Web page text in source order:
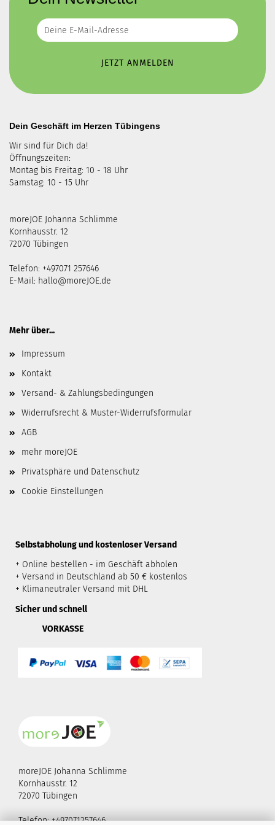
Dein Geschäft im Herzen Tübingens
Wir sind für Dich da!
Öffnungszeiten:
Montag bis Freitag: 10 - 18 Uhr
Samstag: 10 - 15 Uhr
moreJOE Johanna Schlimme
Kornhausstr. 12
72070 Tübingen
Telefon: +497071 257646
E-Mail: hallo@moreJOE.de
Mehr über...
Impressum
Kontakt
Versand- & Zahlungsbedingungen
Widerrufsrecht & Muster-Widerrufsformular
AGB
mehr moreJOE
Privatsphäre und Datenschutz
Cookie Einstellungen
​Selbstabholung und kostenloser Versand
+ Online bestellen - im Geschäft abholen
+ Versand in Deutschland ab 50 € kostenlos
+ Klimaneutraler Versand mit DHL
Sicher und schnell
VORKASSE
moreJOE Johanna Schlimme
Kornhausstr. 12
72070 Tübingen
Telefon: +497071257646